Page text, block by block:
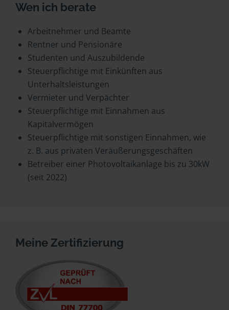
Wen ich berate
Arbeitnehmer und Beamte
Rentner und Pensionäre
Studenten und Auszubildende
Steuerpflichtige mit Einkünften aus
Unterhaltsleistungen
Vermieter und Verpächter
Steuerpflichtige mit Einnahmen aus
Kapitalvermögen
Steuerpflichtige mit sonstigen Einnahmen, wie
z. B. aus privaten Veräußerungsgeschäften
Betreiber einer Photovoltaikanlage bis zu 30kW
(seit 2022)
Meine Zertifizierung